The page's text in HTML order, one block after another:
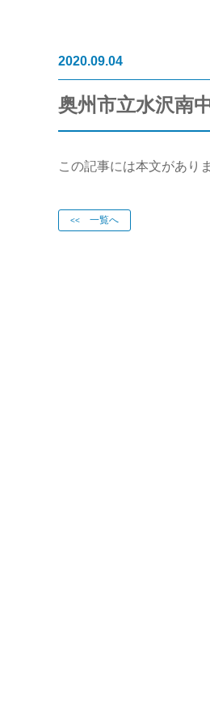
2020.09.04
奥州市立水沢南
この記事には本文があり
<< 一覧へ